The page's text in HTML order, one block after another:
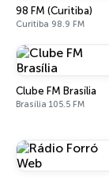
98 FM (Curitiba)
Curitiba 98.9 FM
Clube FM Brasília
Brasília 105.5 FM